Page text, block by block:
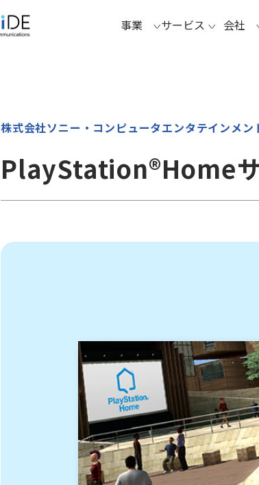
事業 サービス 会社
株式会社ソニー・コンピュータエンタテインメン
PlayStation®Home